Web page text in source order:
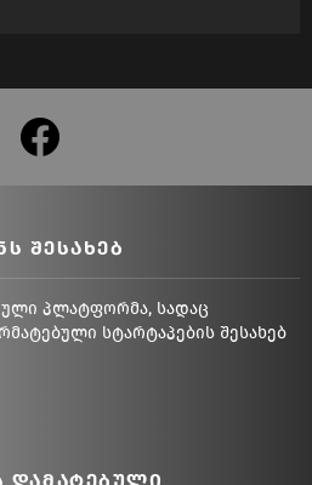
facebook
ᲨᲔᲡᲐᲮᲔᲑ
პლატფორმა, სადაც
სტარტაპების შესახებ